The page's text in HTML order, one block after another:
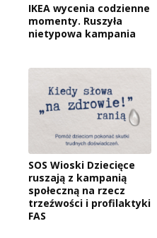
IKEA wycenia codzienne
momenty. Ruszyła
nietypowa kampania
SOS Wioski Dziecięce
ruszają z kampanią
społeczną na rzecz
trzeźwości i profilaktyki
FAS